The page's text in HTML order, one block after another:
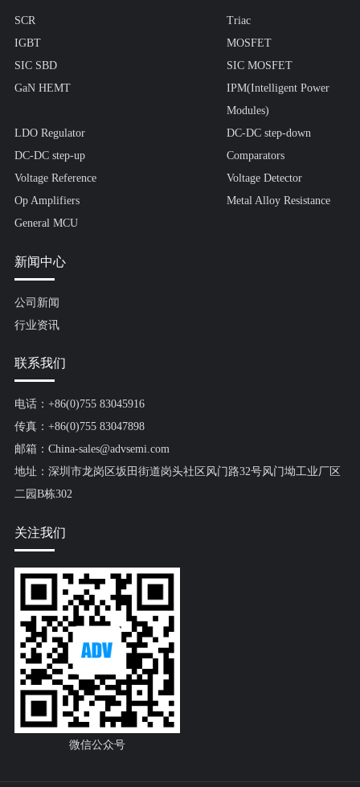
SCR
Triac
IGBT
MOSFET
SIC SBD
SIC MOSFET
GaN HEMT
IPM(Intelligent Power
Modules)
LDO Regulator
DC-DC step-down
DC-DC step-up
Comparators
Voltage Reference
Voltage Detector
Op Amplifiers
Metal Alloy Resistance
General MCU
新闻中心
公司新闻
行业资讯
联系我们
电话：+86(0)755 83045916
传真：+86(0)755 83047898
邮箱：China-sales@advsemi.com
地址：深圳市龙岗区坂田街道岗头社区风门路32号风门坳工业厂区
二园B栋302
关注我们
微信公众号